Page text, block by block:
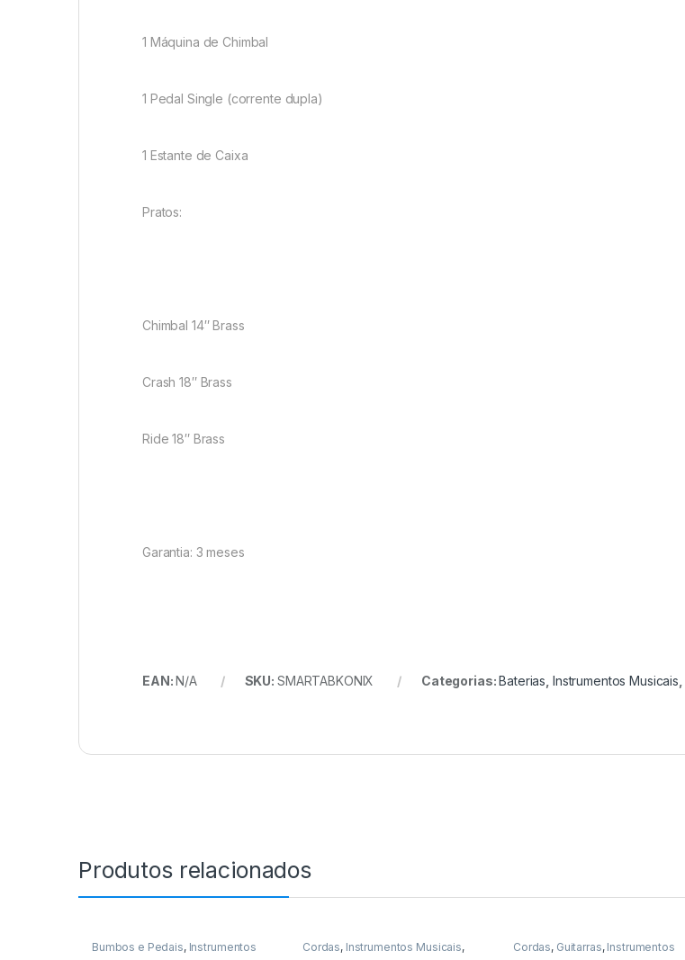
1 Máquina de Chimbal
1 Pedal Single (corrente dupla)
1 Estante de Caixa
Pratos:
Chimbal 14″ Brass
Crash 18″ Brass
Ride 18″ Brass
Garantia: 3 meses
EAN:N/A SKU: SMARTABKONIX Categorias:Baterias Instrumentos Musicais
Produtos relacionados
Bumbos e Pedais, Instrumentos
Cordas, Instrumentos Musicais,
Cordas, Guitarras, Instrumentos